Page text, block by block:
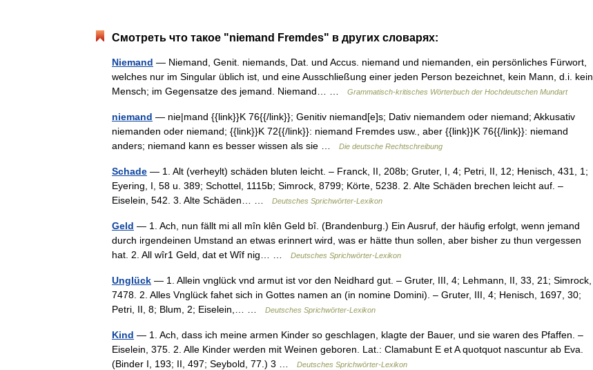
Смотреть что такое "niemand Fremdes" в других словарях:
Niemand — Niemand, Genit. niemands, Dat. und Accus. niemand und niemanden, ein persönliches Fürwort,
welches nur im Singular üblich ist, und eine Ausschließung einer jeden Person bezeichnet, kein Mann, d.i. kein
Mensch; im Gegensatze des jemand. Niemand… …
Grammatisch-kritisches Wörterbuch der Hochdeutschen Mundart
niemand — nie|mand {{link}}K 76{{/link}}; Genitiv niemand[e]s; Dativ niemandem oder niemand; Akkusativ
niemanden oder niemand; {{link}}K 72{{/link}}: niemand Fremdes usw., aber {{link}}K 76{{/link}}: niemand
anders; niemand kann es besser wissen als sie …
Die deutsche Rechtschreibung
Schade — 1. Alt (verheylt) schäden bluten leicht. – Franck, II, 208b; Gruter, I, 4; Petri, II, 12; Henisch, 431, 1;
Eyering, I, 58 u. 389; Schottel, 1115b; Simrock, 8799; Körte, 5238. 2. Alte Schäden brechen leicht auf. –
Eiselein, 542. 3. Alte Schäden… …
Deutsches Sprichwörter-Lexikon
Geld — 1. Ach, nun fällt mi all mîn klên Geld bî. (Brandenburg.) Ein Ausruf, der häufig erfolgt, wenn jemand
durch irgendeinen Umstand an etwas erinnert wird, was er hätte thun sollen, aber bisher zu thun vergessen
hat. 2. All wîr1 Geld, dat et Wîf nig… …
Deutsches Sprichwörter-Lexikon
Unglück — 1. Allein vnglück vnd armut ist vor den Neidhard gut. – Gruter, III, 4; Lehmann, II, 33, 21; Simrock,
7478. 2. Alles Vnglück fahet sich in Gottes namen an (in nomine Domini). – Gruter, III, 4; Henisch, 1697, 30;
Petri, II, 8; Blum, 2; Eiselein,… …
Deutsches Sprichwörter-Lexikon
Kind — 1. Ach, dass ich meine armen Kinder so geschlagen, klagte der Bauer, und sie waren des Pfaffen. –
Eiselein, 375. 2. Alle Kinder werden mit Weinen geboren. Lat.: Clamabunt E et A quotquot nascuntur ab Eva.
(Binder I, 193; II, 497; Seybold, 77.) 3 …
Deutsches Sprichwörter-Lexikon